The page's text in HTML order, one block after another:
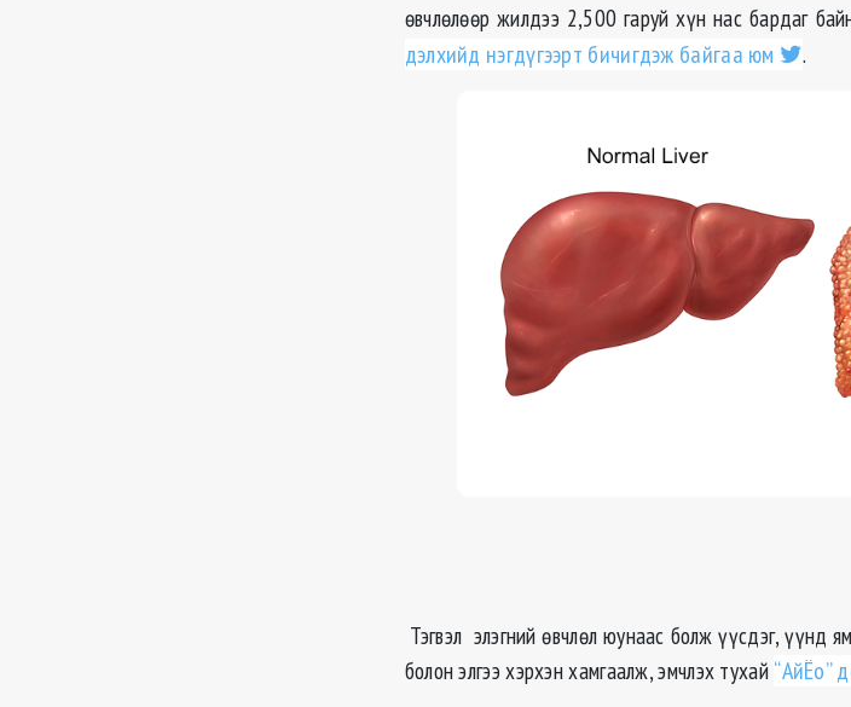
өвчлөлөөр жилдээ 2,500 гаруй хүн нас бардаг
дэлхийд нэгдүгээрт бичигдэж байгаа юм
.
Тэгвэл элэгний өвчлөл юунаас болж үүсдэг, үүнд
болон элгээ хэрхэн хамгаалж, эмчлэх тухай “АйЁо”